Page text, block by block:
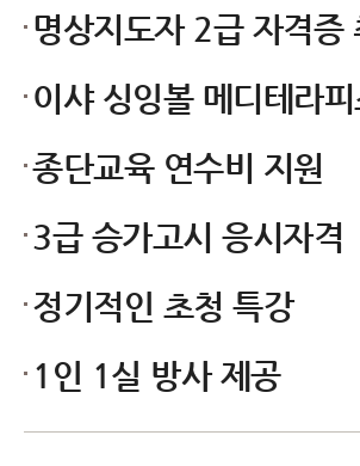
명상지도자 2급 자격증
이샤 싱잉볼 메디테라
종단교육 연수비 지원
3급 승가고시 응시자격
정기적인 초청 특강
1인 1실 방사 제공